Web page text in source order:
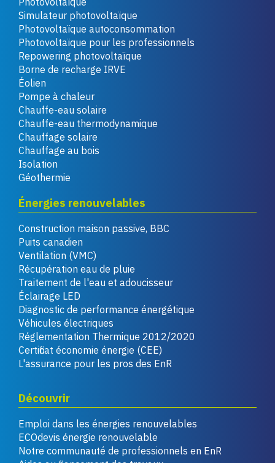
Simulateur photovoltaïque
Photovoltaïque autoconsommation
Photovoltaïque pour les professionnels
Repowering photovoltaïque
Borne de recharge IRVE
Éolien
Pompe à chaleur
Chauffe-eau solaire
Chauffe-eau thermodynamique
Chauffage solaire
Chauffage au bois
Isolation
Géothermie
Énergies renouvelables
Construction maison passive, BBC
Puits canadien
Ventilation (VMC)
Récupération eau de pluie
Traitement de l'eau et adoucisseur
Éclairage LED
Diagnostic de performance énergétique
Véhicules électriques
Réglementation Thermique 2012/2020
Certificat économie énergie (CEE)
L'assurance pour les pros des EnR
Découvrir
Emploi dans les énergies renouvelables
ECOdevis énergie renouvelable
Notre communauté de professionnels en EnR